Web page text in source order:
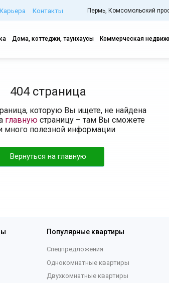
Карьера Контакты Пермь, Комсомольский
Дома, коттеджи, таунхаусы Коммерческая
404 страница
которую Вы ищете, не найдена
главную страницу – там Вы сможете
много полезной информации
Вернуться на главную
Популярные квартиры
Спецпредложения
Однокомнатные квартиры
Двухкомнатные квартиры